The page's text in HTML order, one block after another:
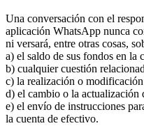
Una conversación con el
aplicación WhatsApp nunca
ni versará, entre otras cosas,
a) el saldo de sus fondos en la
b) cualquier cuestión
c) la realización o modificación
d) el cambio o la actualización
e) el envío de instrucciones
la cuenta de efectivo.